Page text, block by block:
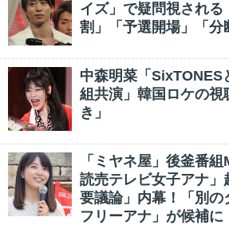
イズ」で疑問視される
割」「予選開場」「分
中森明菜「SixTONES
組共演」韓国ロケの
き」
「ミヤネ屋」後釜番
読売テレビ女子アナ」
要議論」内幕！「別の
フリーアナ」が候補に